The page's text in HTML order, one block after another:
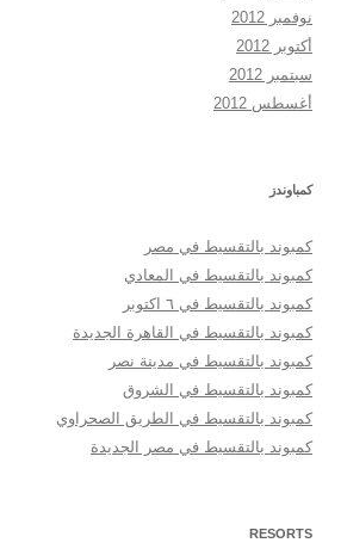
نوفمبر 2012
أكتوبر 2012
سبتمبر 2012
أغسطس 2012
كمباوندز
كمبوند بالتقسيط في مصر
كمبوند بالتقسيط في المعادي
كمبوند بالتقسيط في ٦ اكتوبر
كمبوند بالتقسيط في القاهرة الجديدة
كمبوند بالتقسيط في مدينة نصر
كمبوند بالتقسيط في الشروق
كمبوند بالتقسيط في الطريق الصحراوي
كمبوند بالتقسيط في مصر الجديدة
RESORTS